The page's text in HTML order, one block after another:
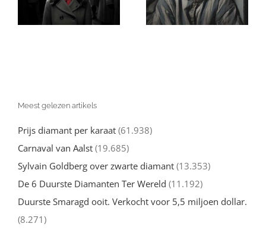
strijd in ‘Nacht’
vrouwenrechten
Meest gelezen artikels
Prijs diamant per karaat (61.938)
Carnaval van Aalst (19.685)
Sylvain Goldberg over zwarte diamant (13.353)
De 6 Duurste Diamanten Ter Wereld (11.192)
Duurste Smaragd ooit. Verkocht voor 5,5 miljoen dollar.
(8.271)